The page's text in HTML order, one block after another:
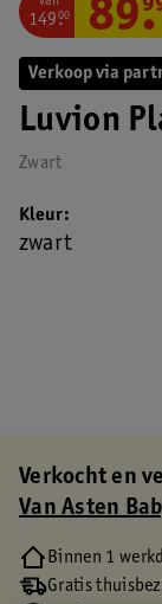
Verkoop via
Luvion
Zwart
149.
00 89.
Kleur
zwart
Verkocht en
Van Asten
Binnen 1
Gratis